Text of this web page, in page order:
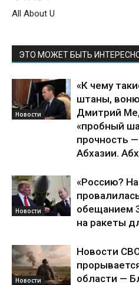
All About U
ЭТО МОЖЕТ БЫТЬ
Новости
«К чему
штаны,
Дмитрий
«пробный
прочность
Абхазии.
Новости
«Россию?
обещанием
на ракеты
Новости
Новости
области —